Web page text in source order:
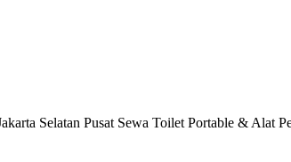
Selatan Pusat Sewa Toilet Portable & Alat